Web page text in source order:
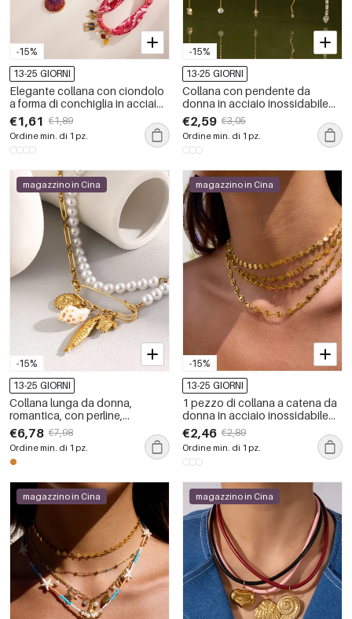
-15%
13-25 GIORNI
Elegante collana con ciondolo
a forma di conchiglia in acciaio
inossidabile impermeabile color
oro da donna
€1,61 €1,89
Ordine min. di 1 pz.
-15%
13-25 GIORNI
Collana con pendente da
donna in acciaio inossidabile
impermeabile color oro con
zirconi
€2,59 €3,05
Ordine min. di 1 pz.
-15%
magazzino in Cina
13-25 GIORNI
Collana lunga da donna,
romantica, con perline,
conchiglia, filo, acciaio
inossidabile, impermeabile,
colore oro.
€6,78 €7,98
Ordine min. di 1 pz.
-15%
magazzino in Cina
13-25 GIORNI
1 pezzo di collana a catena da
donna in acciaio inossidabile
con conchiglia classica,
impermeabile, color oro
€2,46 €2,89
Ordine min. di 1 pz.
magazzino in Cina magazzino in Cina